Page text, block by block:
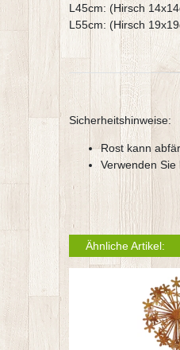
L45cm: (Hirsch
L55cm: (Hirsch
Sicherheitshinweise:
Rost kann
Verwenden
Ähnliche Artikel: